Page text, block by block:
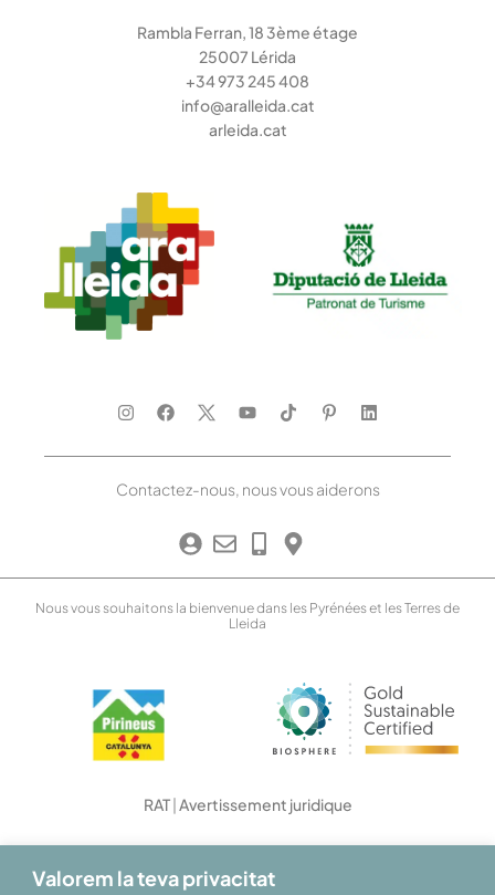
Valorem la teva privacitat
Rambla Ferran, 18 3ème étage
25007 Lérida
+34 973 245 408
info@aralleida.cat
arleida.cat
Contactez-nous, nous vous aiderons
Nous vous souhaitons la bienvenue dans les Pyrénées et les Terres de
Lleida
RAT|Avertissement juridique
Office du Tourisme des Terres de Lleida © 2026